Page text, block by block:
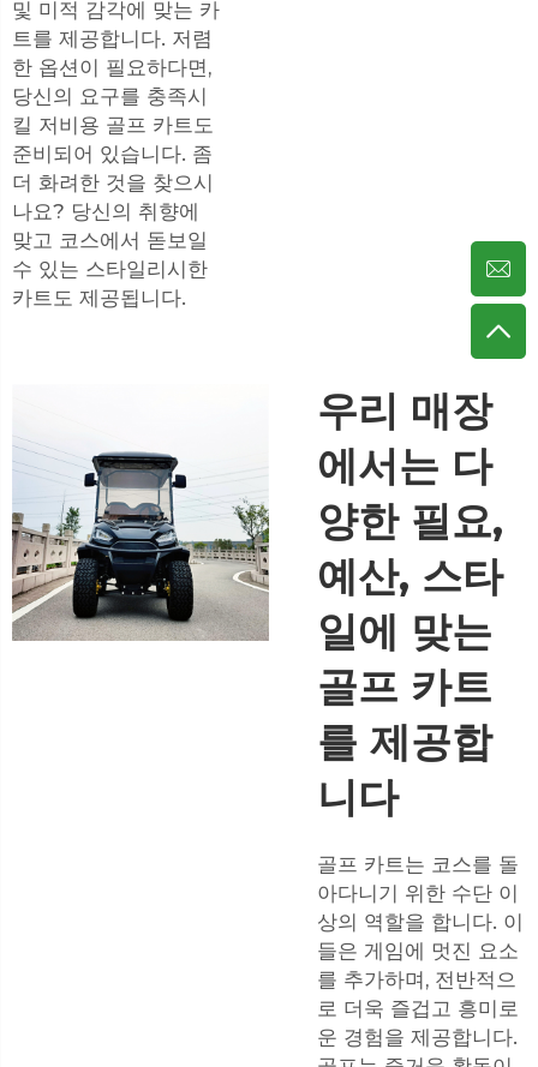
및 미적 감각에 맞는 카
트를 제공합니다. 저렴
한 옵션이 필요하다면,
당신의 요구를 충족시
킬 저비용 골프 카트도
준비되어 있습니다. 좀
더 화려한 것을 찾으시
나요? 당신의 취향에
맞고 코스에서 돋보일
수 있는 스타일리시한
카트도 제공됩니다.
우리 매장
에서는 다
양한 필요,
예산, 스타
일에 맞는
골프 카트
를 제공합
니다
골프 카트는 코스를 돌
아다니기 위한 수단 이
상의 역할을 합니다. 이
들은 게임에 멋진 요소
를 추가하며, 전반적으
로 더욱 즐겁고 흥미로
운 경험을 제공합니다.